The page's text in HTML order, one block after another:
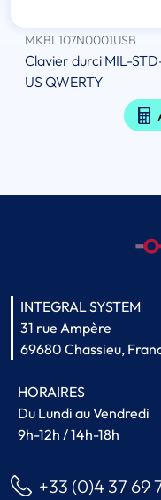
MKBL107N0001USB
Clavier durci MIL-
US QWERTY
INTEGRAL SYSTEM
31 rue Ampère
69680 Chassieu,
HORAIRES
Du Lundi au Vendredi
9h-12h / 14h-18h
+33 (0)4 37 69